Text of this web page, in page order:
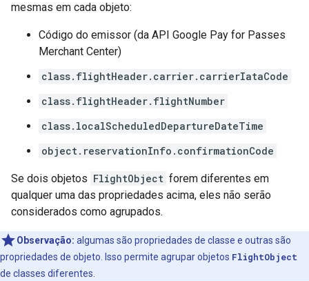
mesmas em cada objeto:
Código do emissor (da API Google Pay for Passes
Merchant Center)
class.flightHeader.carrier.carrierIataCode
class.flightHeader.flightNumber
class.localScheduledDepartureDateTime
object.reservationInfo.confirmationCode
Se dois objetos FlightObject forem diferentes em
qualquer uma das propriedades acima, eles não serão
considerados como agrupados.
Observação: algumas são propriedades de classe e outras são
propriedades de objeto. Isso permite agrupar objetos FlightObject
de classes diferentes.